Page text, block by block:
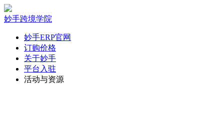
妙手跨境学院
妙手ERP官网
订购价格
关于妙手
平台入驻
活动与资源